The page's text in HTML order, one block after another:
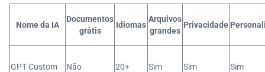
Nome da IA
Documentos
grátis
Idiomas
Arquivos
grandes
Privacidade
GPT Custom Não 20+ Sim Sim Sim